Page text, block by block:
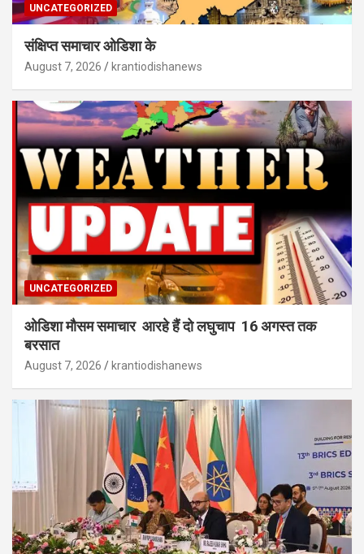
UNCATEGORIZED
संक्षिप्त समाचार ओडिशा के
August 7, 2026 krantiodishanews
UNCATEGORIZED
ओडिशा मौसम समाचार आरहे हैं दो लघुचाप 16 अगस्त तक
बरसात
August 7, 2026 krantiodishanews